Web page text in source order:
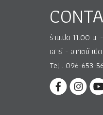
ร้านเปิด 11.00 น
เสาร์ - อาทิตย์ เ
Tel : 096-653-